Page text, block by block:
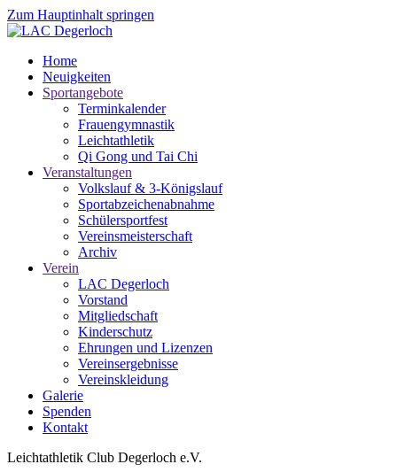
Zum Hauptinhalt springen
Home
Neuigkeiten
Sportangebote
Terminkalender
Frauengymnastik
Leichtathletik
Qi Gong und Tai Chi
Veranstaltungen
Volkslauf & 3-Königslauf
Sportabzeichenabnahme
Schülersportfest
Vereinsmeisterschaft
Archiv
Verein
LAC Degerloch
Vorstand
Mitgliedschaft
Kinderschutz
Ehrungen und Lizenzen
Vereinsergebnisse
Vereinskleidung
Galerie
Spenden
Kontakt
Leichtathletik Club Degerloch e.V.